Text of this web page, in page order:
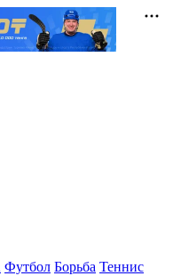
Футбол Борьба Теннис